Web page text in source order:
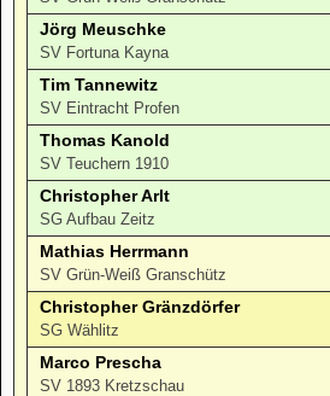
Jörg Meuschke
SV Fortuna Kayna
Tim Tannewitz
SV Eintracht Profen
Thomas Kanold
SV Teuchern 1910
Christopher Arlt
SG Aufbau Zeitz
Mathias Herrmann
SV Grün-Weiß Granschütz
Christopher Gränzdörfer
SG Wählitz
Marco Prescha
SV 1893 Kretzschau